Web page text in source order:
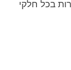
בכל חלקי